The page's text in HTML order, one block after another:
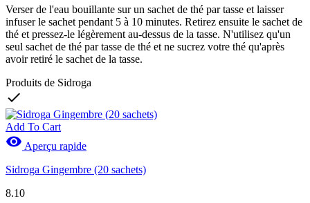
Verser de l'eau bouillante sur un sachet de thé par tasse et laisser
infuser le sachet pendant 5 à 10 minutes. Retirez ensuite le sachet de
thé et pressez-le légèrement au-dessus de la tasse. N'utilisez qu'un
seul sachet de thé par tasse de thé et ne sucrez votre thé qu'après
avoir retiré le sachet de la tasse.
Produits de Sidroga

Add To Cart
 Aperçu rapide
Sidroga Gingembre (20 sachets)
8.10